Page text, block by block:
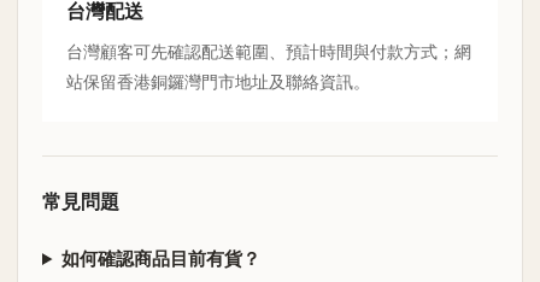
台灣配送
台灣顧客可先確認配送範圍、預計時間與付款方式；網
站保留香港銅鑼灣門市地址及聯絡資訊。
常見問題
如何確認商品目前有貨？